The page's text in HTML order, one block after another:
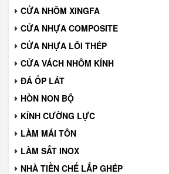
CỬA NHÔM XINGFA
CỬA NHỰA COMPOSITE
CỬA NHỰA LÕI THÉP
CỬA VÁCH NHÔM KÍNH
ĐÁ ỐP LÁT
HÒN NON BỘ
KÍNH CƯỜNG LỰC
LÀM MÁI TÔN
LÀM SẮT INOX
NHÀ TIỀN CHẾ LẮP GHÉP